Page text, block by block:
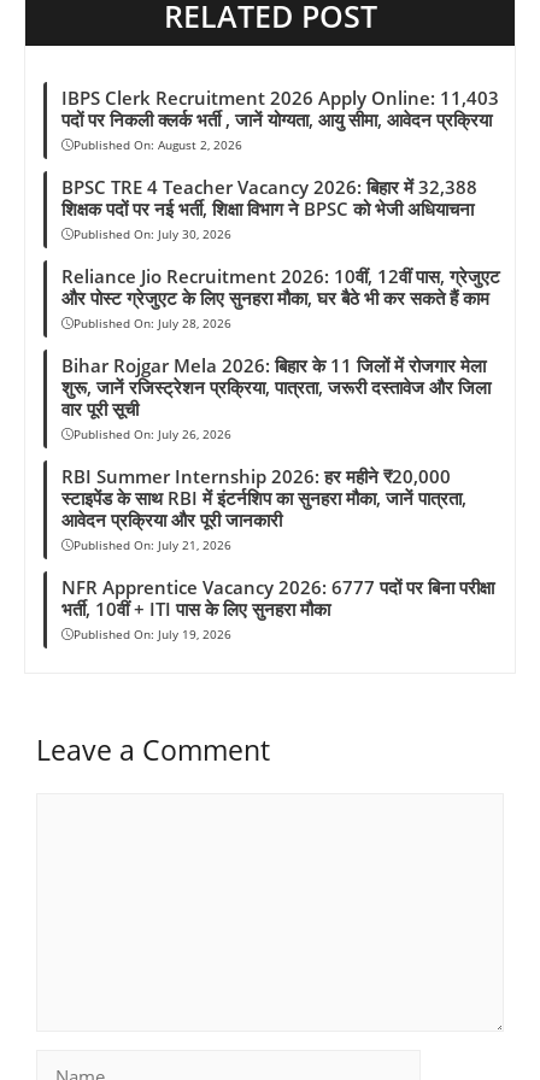
RELATED POST
IBPS Clerk Recruitment 2026 Apply Online: 11,403
पदों पर निकली क्लर्क भर्ती , जानें योग्यता, आयु सीमा, आवेदन प्रक्रिया
Published On: August 2, 2026
BPSC TRE 4 Teacher Vacancy 2026: बिहार में 32,388
शिक्षक पदों पर नई भर्ती, शिक्षा विभाग ने BPSC को भेजी अधियाचना
Published On: July 30, 2026
Reliance Jio Recruitment 2026: 10वीं, 12वीं पास, ग्रेजुएट
और पोस्ट ग्रेजुएट के लिए सुनहरा मौका, घर बैठे भी कर सकते हैं काम
Published On: July 28, 2026
Bihar Rojgar Mela 2026: बिहार के 11 जिलों में रोजगार मेला
शुरू, जानें रजिस्ट्रेशन प्रक्रिया, पात्रता, जरूरी दस्तावेज और जिला
वार पूरी सूची
Published On: July 26, 2026
RBI Summer Internship 2026: हर महीने ₹20,000
स्टाइपेंड के साथ RBI में इंटर्नशिप का सुनहरा मौका, जानें पात्रता,
आवेदन प्रक्रिया और पूरी जानकारी
Published On: July 21, 2026
NFR Apprentice Vacancy 2026: 6777 पदों पर बिना परीक्षा
भर्ती, 10वीं + ITI पास के लिए सुनहरा मौका
Published On: July 19, 2026
Leave a Comment